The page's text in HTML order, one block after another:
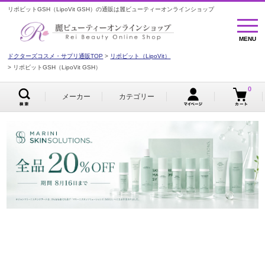
リポビットGSH（LipoVit GSH）の通販は麗ビューティーオンラインショップ
MENU
MENU
ドクターズコスメ・サプリ通販TOP
リポビット（LipoVit）
リポビットGSH（LipoVit GSH）
メーカー カテゴリー
0